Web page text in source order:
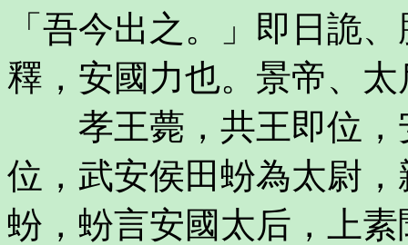
「吾今出之。」即日詭
釋，安國力也。景帝、
孝王薨，共王即位，
位，武安侯田蚡為太尉
蚡，蚡言安國太后，上